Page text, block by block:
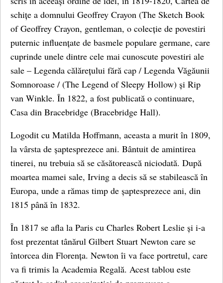
schițe a domnului Geoffrey Crayon (The Sketch Book
of Geoffrey Crayon, gentleman, o colecție de povestiri
puternic influențate de basmele populare germane, care
cuprinde unele dintre cele mai cunoscute povestiri ale
sale – Legenda călărețului fără cap / Legenda Văgăunii
Somnoroase / (The Legend of Sleepy Hollow) și Rip
van Winkle. În 1822, a fost publicată o continuare,
Casa din Bracebridge (Bracebridge Hall).
Logodit cu Matilda Hoffmann, aceasta a murit în 1809,
la vârsta de șaptesprezece ani. Bântuit de amintirea
tinerei, nu trebuia să se căsătorească niciodată. După
moartea mamei sale, Irving a decis să se stabilească în
Europa, unde a rămas timp de șaptesprezece ani, din
1815 până în 1832.
În 1817 se afla la Paris cu Charles Robert Leslie și i-a
fost prezentat tânărul Gilbert Stuart Newton care se
întorcea din Florența. Newton îi va face portretul, care
va fi trimis la Academia Regală. Acest tablou este